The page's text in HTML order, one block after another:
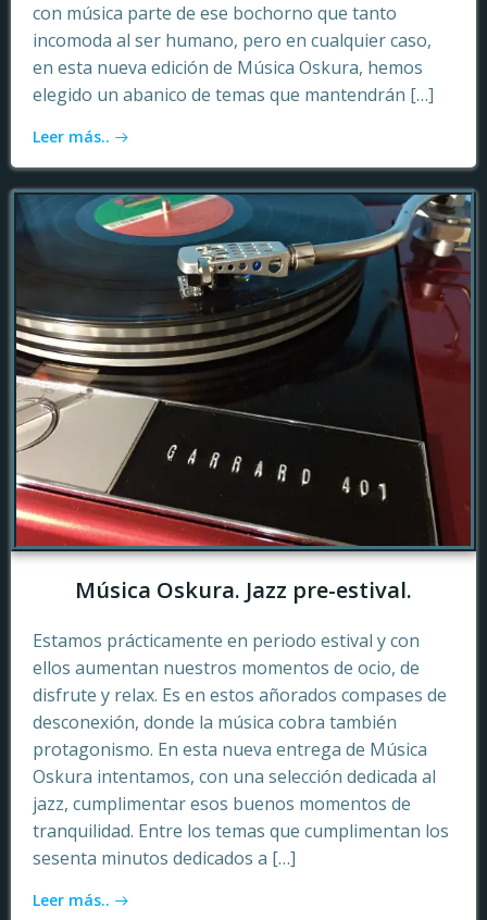
con música parte de ese bochorno que tanto
incomoda al ser humano, pero en cualquier caso,
en esta nueva edición de Música Oskura, hemos
elegido un abanico de temas que mantendrán […]
Leer más..
Música Oskura. Jazz pre-estival.
Estamos prácticamente en periodo estival y con
ellos aumentan nuestros momentos de ocio, de
disfrute y relax. Es en estos añorados compases de
desconexión, donde la música cobra también
protagonismo. En esta nueva entrega de Música
Oskura intentamos, con una selección dedicada al
jazz, cumplimentar esos buenos momentos de
tranquilidad. Entre los temas que cumplimentan los
sesenta minutos dedicados a […]
Leer más..